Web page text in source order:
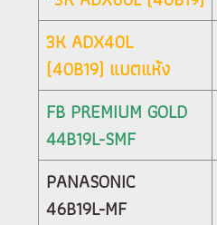
3K ADX40L
(40B19) แบตแห้ง
FB PREMIUM GOLD
44B19L-SMF
PANASONIC
46B19L-MF